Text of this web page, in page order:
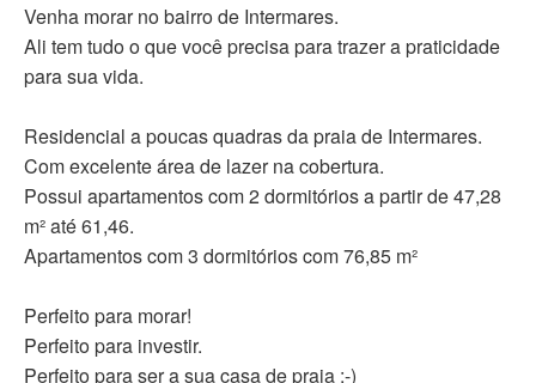
Venha morar no bairro de Intermares.
Ali tem tudo o que você precisa para trazer a praticidade
para sua vida.
Residencial a poucas quadras da praia de Intermares.
Com excelente área de lazer na cobertura.
Possui apartamentos com 2 dormitórios a partir de 47,28
m² até 61,46.
Apartamentos com 3 dormitórios com 76,85 m²
Perfeito para morar!
Perfeito para investir.
Perfeito para ser a sua casa de praia ;-)